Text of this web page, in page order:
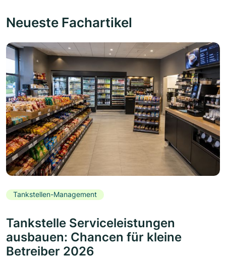
Neueste Fachartikel
Tankstellen-Management
Tankstelle Serviceleistungen
ausbauen: Chancen für kleine
Betreiber 2026